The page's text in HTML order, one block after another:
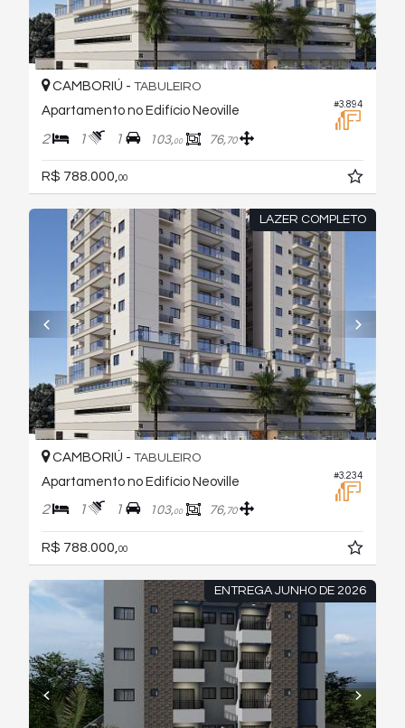
#3.894
CAMBORIÚ - TABULEIRO
Apartamento no Edifício Neoville
2 1 1 103,00 76,70
R$ 788.000,00
LAZER COMPLETO
#3.234
CAMBORIÚ - TABULEIRO
Apartamento no Edifício Neoville
2 1 1 103,00 76,70
R$ 788.000, 00
ENTREGA JUNHO DE 2026